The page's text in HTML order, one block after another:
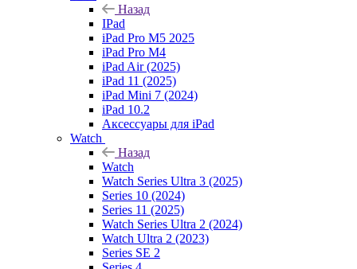
Назад
IPad
iPad Pro M5 2025
iPad Pro M4
iPad Air (2025)
iPad 11 (2025)
iPad Mini 7 (2024)
iPad 10.2
Аксессуары для iPad
Watch
Назад
Watch
Watch Series Ultra 3 (2025)
Series 10 (2024)
Series 11 (2025)
Watch Series Ultra 2 (2024)
Watch Ultra 2 (2023)
Series SE 2